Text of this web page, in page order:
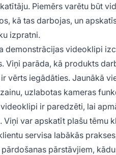
Piemērs varētu būt
kā tas darbojas, un
izpratni.
demonstrācijas videoklipi
Viņi parāda, kā produkts
vērts iegādāties. Jaunākā
uzlabotas kameras
ir paredzēti, lai
var apskatīt plašu tēmu
servisa labākās
pārstāvjiem,